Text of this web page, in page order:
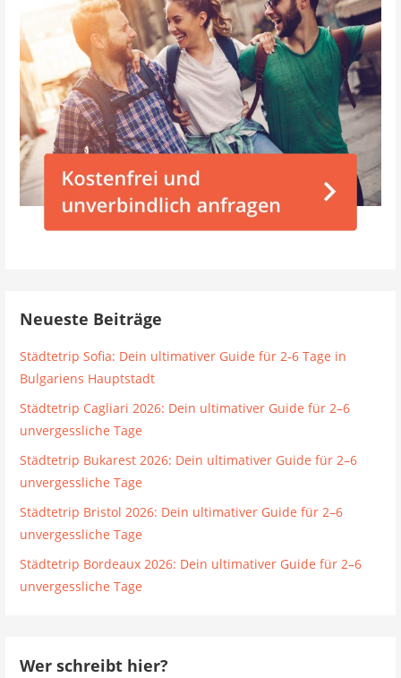
Neueste Beiträge
Städtetrip Sofia: Dein ultimativer Guide für 2-6 Tage in
Bulgariens Hauptstadt
Städtetrip Cagliari 2026: Dein ultimativer Guide für 2–6
unvergessliche Tage
Städtetrip Bukarest 2026: Dein ultimativer Guide für 2–6
unvergessliche Tage
Städtetrip Bristol 2026: Dein ultimativer Guide für 2–6
unvergessliche Tage
Städtetrip Bordeaux 2026: Dein ultimativer Guide für 2–6
unvergessliche Tage
Wer schreibt hier?